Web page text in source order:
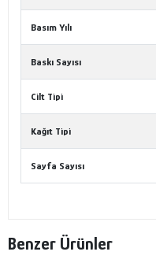
Basım Yılı
Baskı Sayısı
Cilt Tipi
Kağıt Tipi
Sayfa Sayısı
Benzer Ürünler